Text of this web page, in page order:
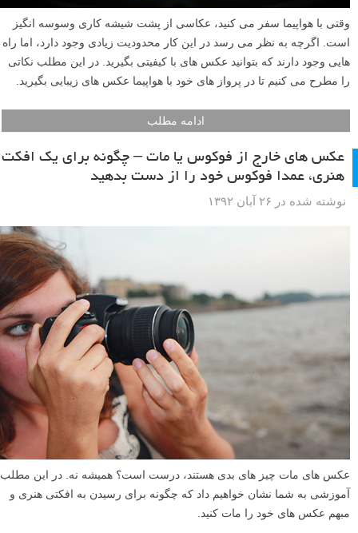
وقتی با هواپیما سفر می کنید، عکاسی از پشت شیشه کاری وسوسه انگیز
است. اگرچه به نظر می رسد در این کار محدودیت زیادی وجود دارد، اما راه
هایی وجود دارند که بتوانید عکس های با کیفیتی بگیرید. در این مطلب نکاتی
را مطرح می کنیم تا در پرواز های خود با هواپیما عکس های زیبایی بگیرید.
ادامه مطلب
عکس های خارج از فوکوس یا مات – چگونه برای یک افکت
هنری، عمدا فوکوس خود را از دست بدهید
نوشته شده در ۲۶ آبان ۱۳۹۲
عکس های مات چیز های بدی هستند، درست است؟ همیشه نه. در این مطلب
آموزشی به شما نشان خواهیم داد که چگونه برای رسیدن به افکتی هنری و
مبهم عکس های خود را مات کنید.